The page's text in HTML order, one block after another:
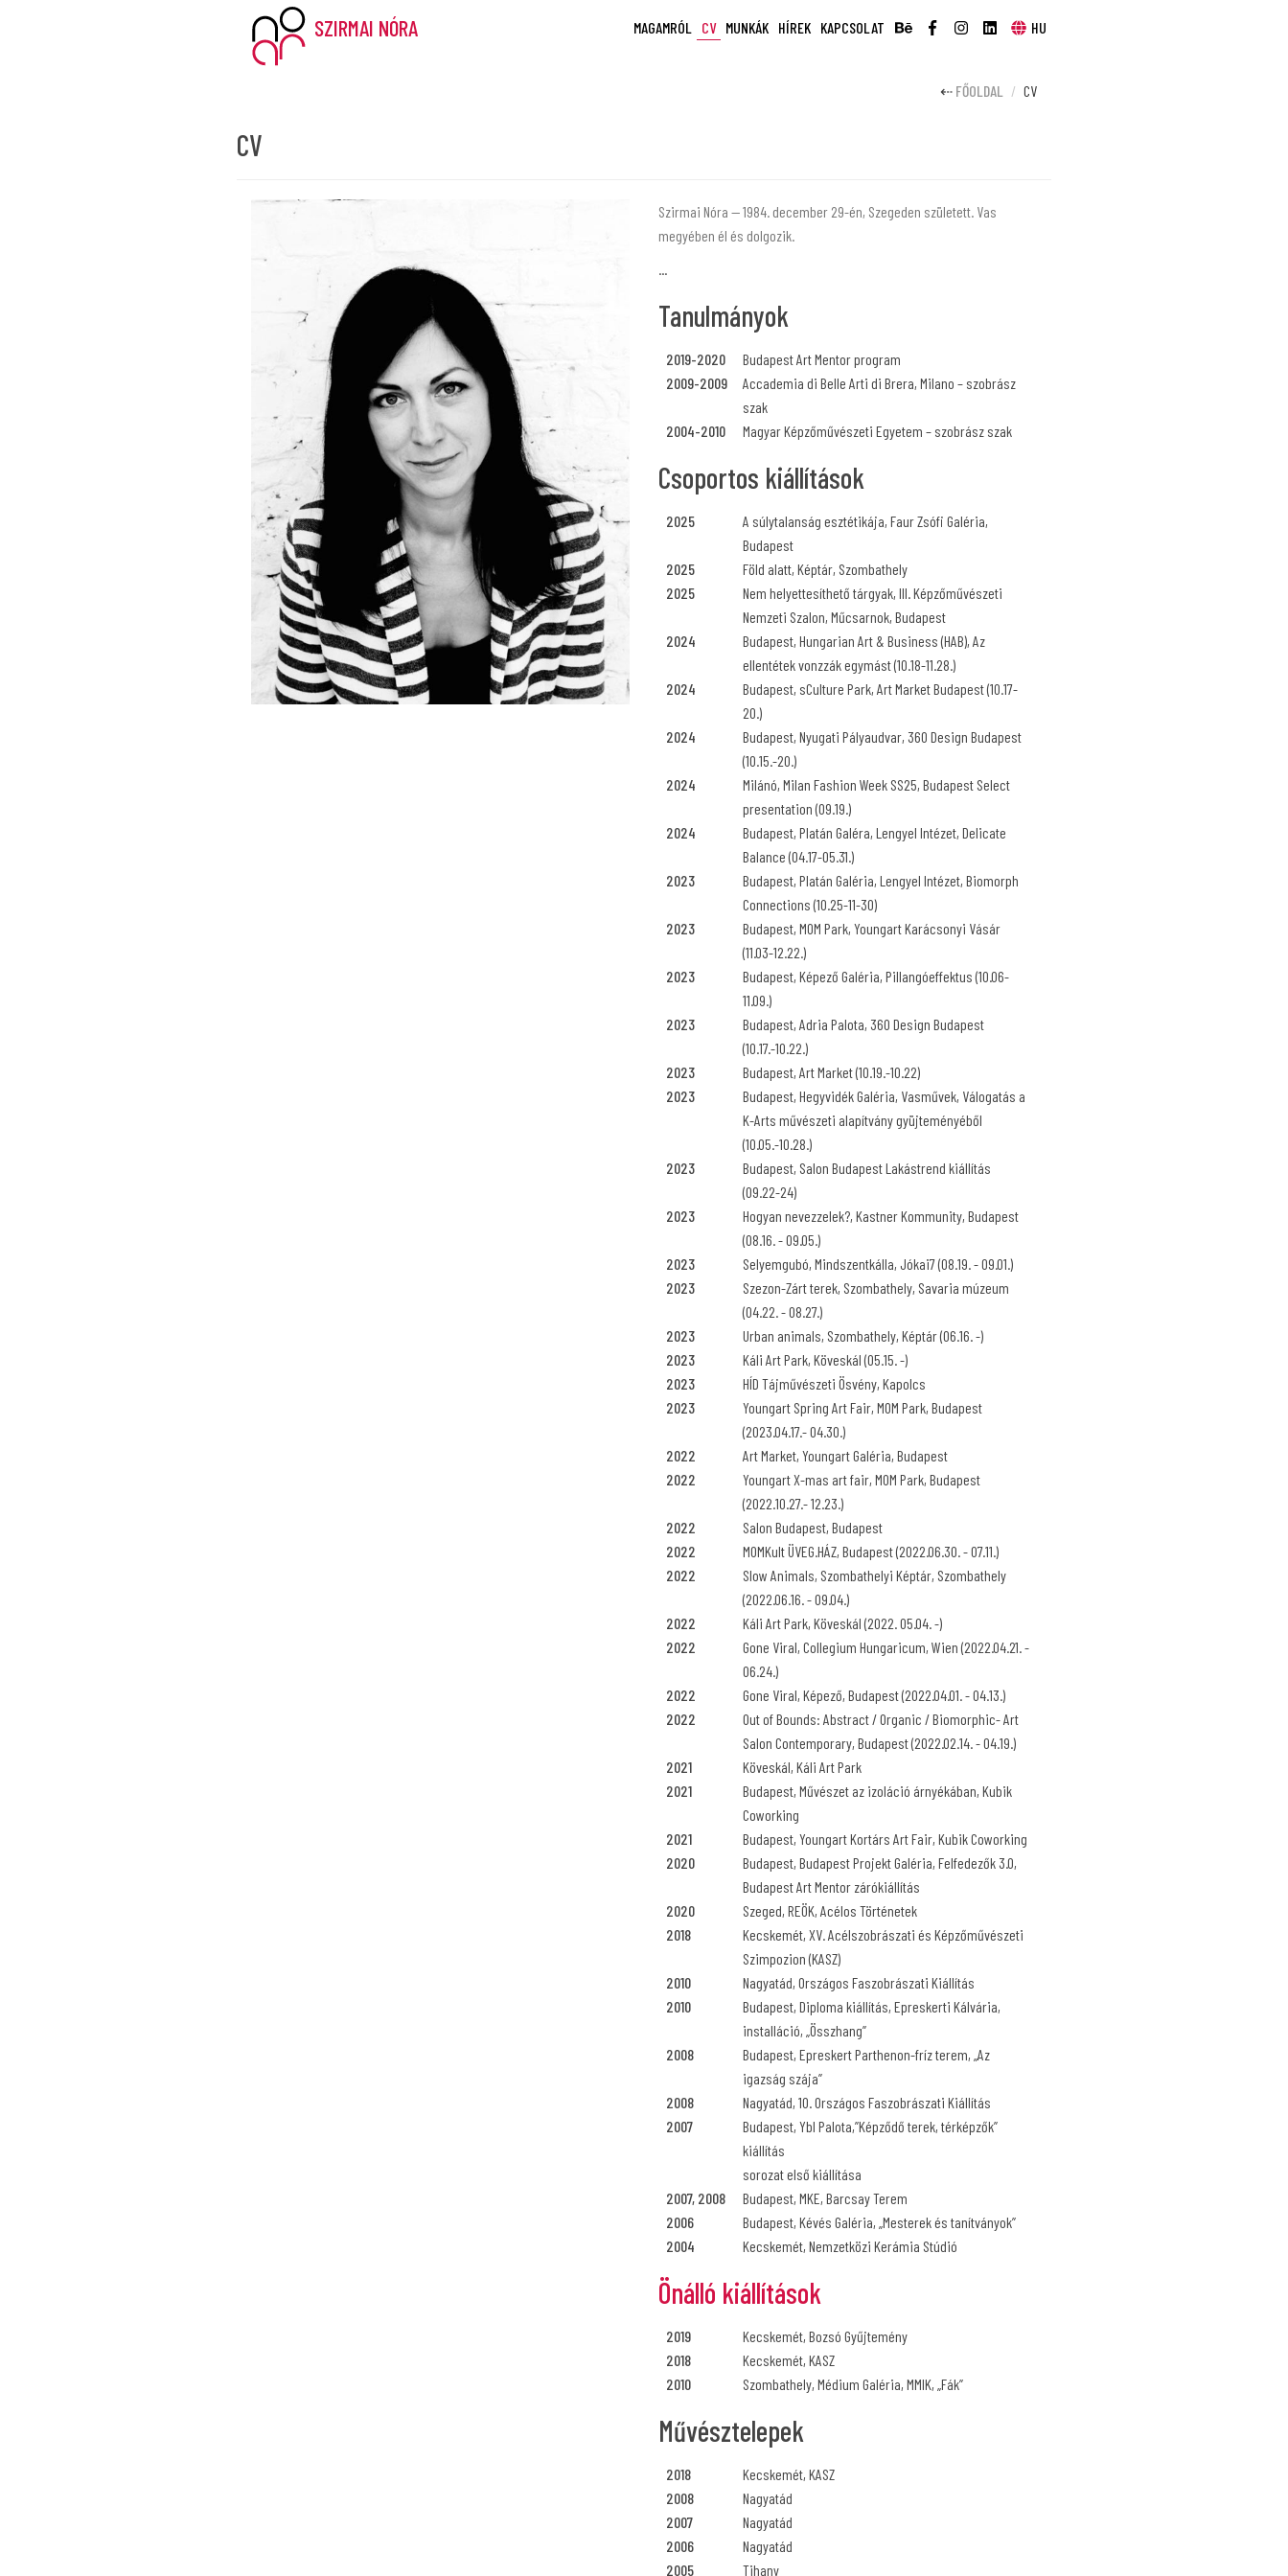
SZIRMAI NÓRA MAGAMRÓL CV MUNKÁK HÍREK KAPCSOLAT HU
FŐOLDAL CV
CV
Szirmai Nóra — 1984. december 29-én, Szegeden született. Vas
megyében él és dolgozik.
...
Tanulmányok
2019-2020
Budapest Art Mentor program
2009-2009
Accademia di Belle Arti di Brera, Milano – szobrász
szak
2004-2010
Magyar Képzőművészeti Egyetem – szobrász szak
Csoportos kiállítások
2025
A súlytalanság esztétikája, Faur Zsófi Galéria,
Budapest
2025
Föld alatt, Képtár, Szombathely
2025
Nem helyettesíthető tárgyak, III. Képzőművészeti
Nemzeti Szalon, Műcsarnok, Budapest
2024
Budapest, Hungarian Art & Business (HAB), Az
ellentétek vonzzák egymást (10.18-11.28.)
2024
Budapest, sCulture Park, Art Market Budapest (10.17-
20.)
2024
Budapest, Nyugati Pályaudvar, 360 Design Budapest
(10.15.-20.)
2024
Milánó, Milan Fashion Week SS25, Budapest Select
presentation (09.19.)
2024
Budapest, Platán Galéra, Lengyel Intézet, Delicate
Balance (04.17-05.31.)
2023
Budapest, Platán Galéria, Lengyel Intézet, Biomorph
Connections (10.25-11-30)
2023
Budapest, MOM Park, Youngart Karácsonyi Vásár
(11.03-12.22.)
2023
Budapest, Képező Galéria, Pillangóeffektus (10.06-
11.09.)
2023
Budapest, Adria Palota, 360 Design Budapest
(10.17.-10.22.)
2023
Budapest, Art Market (10.19.-10.22)
2023
Budapest, Hegyvidék Galéria, Vasművek, Válogatás a
K-Arts művészeti alapítvány gyüjteményéből
(10.05.-10.28.)
2023
Budapest, Salon Budapest Lakástrend kiállítás
(09.22-24)
2023
Hogyan nevezzelek?, Kastner Kommunity, Budapest
(08.16. - 09.05.)
2023
Selyemgubó, Mindszentkálla, Jókai7 (08.19. - 09.01.)
2023
Szezon-Zárt terek, Szombathely, Savaria múzeum
(04.22. - 08.27.)
2023
Urban animals, Szombathely, Képtár (06.16. -)
2023
Káli Art Park, Köveskál (05.15. -)
2023
HÍD Tájművészeti Ösvény, Kapolcs
2023
Youngart Spring Art Fair, MOM Park, Budapest
(2023.04.17.- 04.30.)
2022
Art Market, Youngart Galéria, Budapest
2022
Youngart X-mas art fair, MOM Park, Budapest
(2022.10.27.- 12.23.)
2022
Salon Budapest, Budapest
2022
MOMKult ÜVEG.HÁZ, Budapest (2022.06.30. - 07.11.)
2022
Slow Animals, Szombathelyi Képtár, Szombathely
(2022.06.16. - 09.04.)
2022
Káli Art Park, Köveskál (2022. 05.04. -)
2022
Gone Viral, Collegium Hungaricum, Wien (2022.04.21. -
06.24.)
2022
Gone Viral, Képező, Budapest (2022.04.01. - 04.13.)
2022
Out of Bounds: Abstract / Organic / Biomorphic- Art
Salon Contemporary, Budapest (2022.02.14. - 04.19.)
2021
Köveskál, Káli Art Park
2021
Budapest, Művészet az izoláció árnyékában, Kubik
Coworking
2021
Budapest, Youngart Kortárs Art Fair, Kubik Coworking
2020
Budapest, Budapest Projekt Galéria, Felfedezők 3.0,
Budapest Art Mentor zárókiállítás
2020
Szeged, REÖK, Acélos Történetek
2018
Kecskemét, XV. Acélszobrászati és Képzőművészeti
Szimpozion (KASZ)
2010
Nagyatád, Országos Faszobrászati Kiállítás
2010
Budapest, Diploma kiállítás, Epreskerti Kálvária,
installáció, „Összhang”
2008
Budapest, Epreskert Parthenon-fríz terem, „Az
igazság szája”
2008
Nagyatád, 10. Országos Faszobrászati Kiállítás
2007
Budapest, Ybl Palota,”Képződő terek, térképzők”
kiállítás
sorozat első kiállítása
2007, 2008
Budapest, MKE, Barcsay Terem
2006
Budapest, Kévés Galéria, „Mesterek és tanítványok”
2004
Kecskemét, Nemzetközi Kerámia Stúdió
Önálló kiállítások
2019
Kecskemét, Bozsó Gyűjtemény
2018
Kecskemét, KASZ
2010
Szombathely, Médium Galéria, MMIK, „Fák”
Művésztelepek
2018
Kecskemét, KASZ
2008
Nagyatád
2007
Nagyatád
2006
Nagyatád
2005
Tihany